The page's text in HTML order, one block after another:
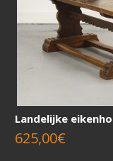
Landelijke
625,00€